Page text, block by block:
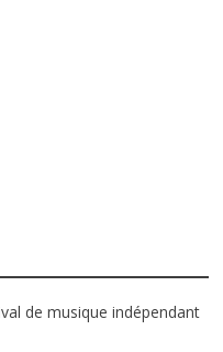
de musique indépendant